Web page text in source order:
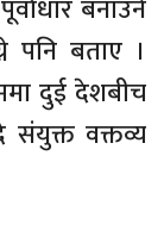
बनाउने
पनि बताए ।
दुई देशबीच
वक्तव्य